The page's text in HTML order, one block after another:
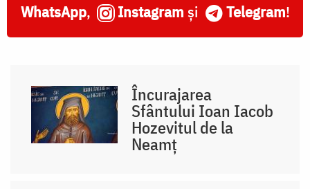
WhatsApp, Instagram și Telegram!
Încurajarea
Sfântului Ioan Iacob
Hozevitul de la
Neamț